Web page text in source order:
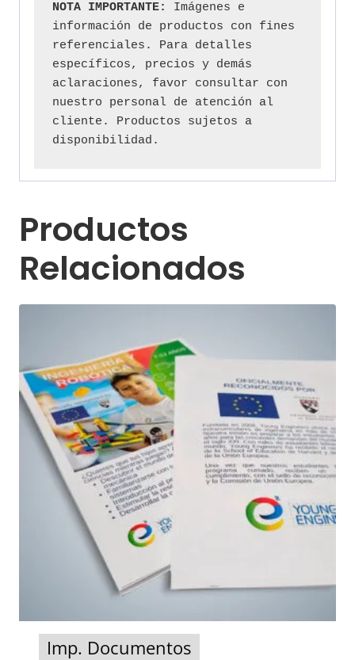
NOTA IMPORTANTE:
Imágenes e
información de productos con fines
referenciales. Para detalles
específicos, precios y demás
aclaraciones, favor consultar con
nuestro personal de atención al
cliente. Productos sujetos a
disponibilidad.
Productos
Relacionados
Imp. Documentos